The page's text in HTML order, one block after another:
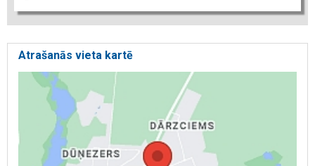
Atrašanās vieta kartē